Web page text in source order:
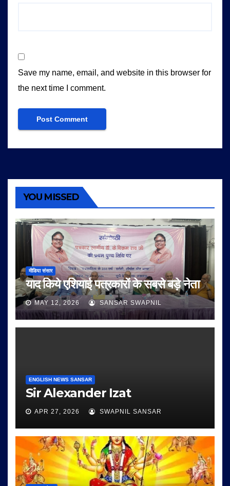
Save my name, email, and website in this browser for
the next time I comment.
YOU MISSED
मीडिया संसार
याद किये एशियाई पत्रकारों के सबसे बड़े नेता
MAY 12, 2026 SANSAR SWAPNIL
ENGLISH NEWS SANSAR
Sir Alexander Izat
APR 27, 2026 SWAPNIL SANSAR